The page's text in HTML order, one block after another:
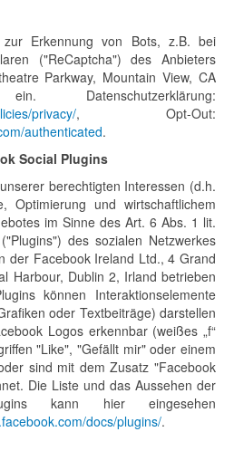
Erkennung von Bots, z.B. bei
("ReCaptcha") des Anbieters
Parkway, Mountain View, CA
Datenschutzerklärung:
privacy/, Opt-Out:
authenticated.
Social Plugins
berechtigten Interessen (d.h.
Optimierung und wirtschaftlichem
im Sinne des Art. 6 Abs. 1 lit.
des sozialen Netzwerkes
der Facebook Ireland Ltd., 4 Grand
Harbour, Dublin 2, Irland betrieben
können Interaktionselemente
oder Textbeiträge) darstellen
Logos erkennbar (weißes „f“
"Like", "Gefällt mir" oder einem
sind mit dem Zusatz "Facebook
Die Liste und das Aussehen der
kann hier eingesehen
docs/plugins/.